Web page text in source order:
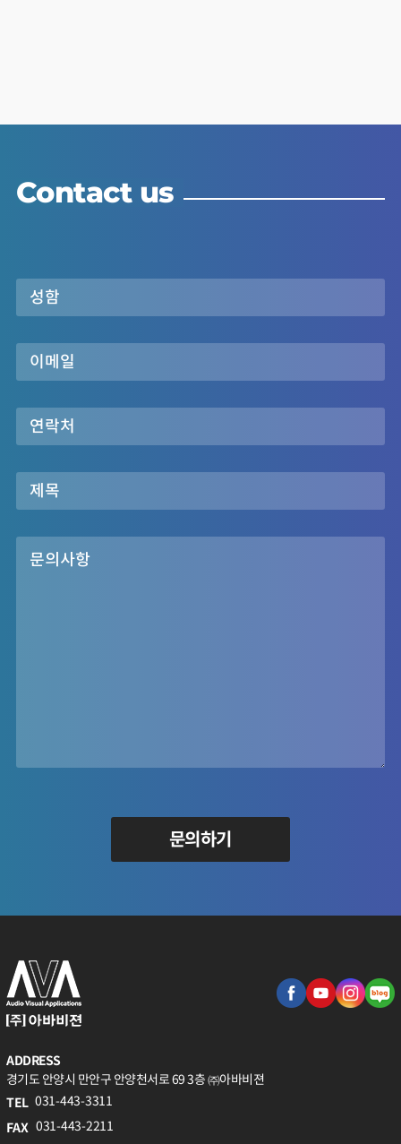
Contact us
문의하기
ADDRESS
경기도 안양시 만안구 안양천서로 69 3층 ㈜아바비젼
TEL 031-443-3311
FAX 031-443-2211